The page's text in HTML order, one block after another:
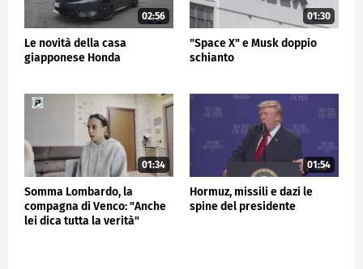
02:56
Le novità della casa
giapponese Honda
01:30
"Space X" e Musk doppio
schianto
01:34
Somma Lombardo, la
compagna di Venco: "Anche
lei dica tutta la verità"
01:54
Hormuz, missili e dazi le
spine del presidente